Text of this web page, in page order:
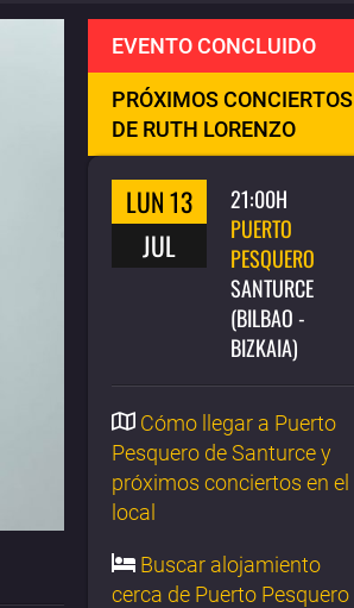
EVENTO CONCLUIDO
PRÓXIMOS CONCIERTOS
DE RUTH LORENZO
LUN 13
JUL
21:00H
PUERTO
PESQUERO
SANTURCE
(BILBAO -
BIZKAIA)
Cómo llegar a Puerto
Pesquero de Santurce y
próximos conciertos en el
local
Buscar alojamiento
cerca de Puerto Pesquero